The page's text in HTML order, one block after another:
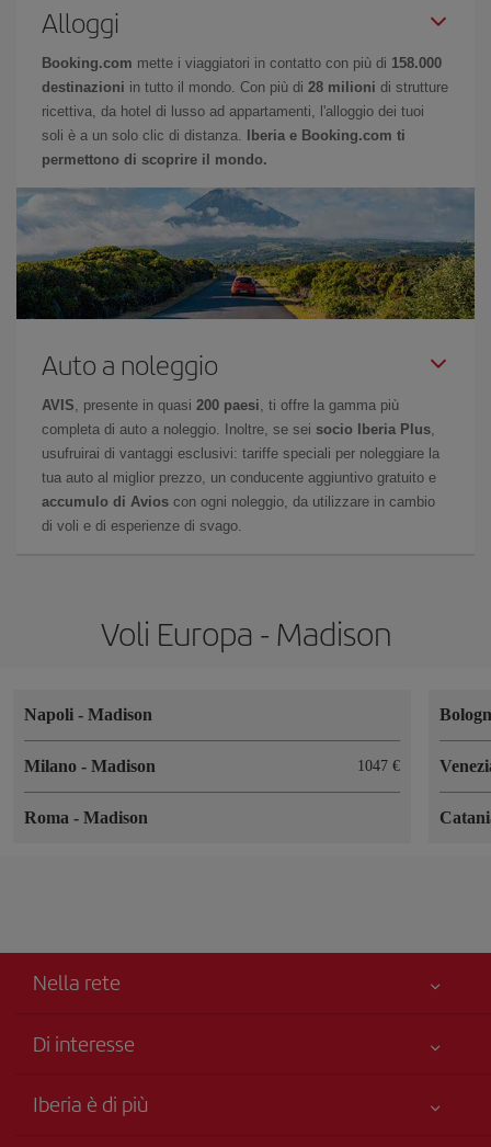
Alloggi
Booking.com mette i viaggiatori in contatto con più di 158.000
destinazioni in tutto il mondo. Con più di 28 milioni di strutture
ricettiva, da hotel di lusso ad appartamenti, l'alloggio dei tuoi
soli è a un solo clic di distanza.
Iberia e Booking.com ti
permettono di scoprire il mondo.
Auto a noleggio
AVIS , presente in quasi 200 paesi , ti offre la gamma più
completa di auto a noleggio. Inoltre, se sei socio Iberia Plus
usufruirai di vantaggi esclusivi: tariffe speciali per noleggiare la
tua auto al miglior prezzo, un conducente aggiuntivo gratuito e
accumulo di Avios con ogni noleggio, da utilizzare in cambio
di voli e di esperienze di svago.
Voli Europa - Madison
Napoli - Madison
Milano - Madison 1047 €
Roma - Madison
Nella rete
Di interesse
La Sua sicurezza è una priorità
Iberia è di più